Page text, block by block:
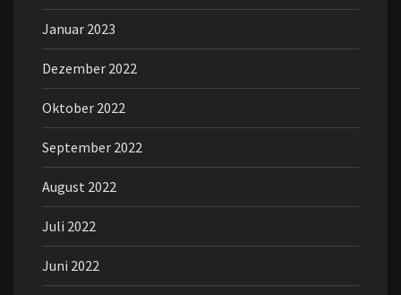
Januar 2023
Dezember 2022
Oktober 2022
September 2022
August 2022
Juli 2022
Juni 2022